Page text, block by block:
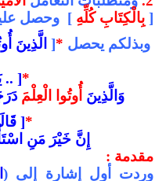
[ بِالْكِتَابِ كُلِّهِ ] وحصل
وبذلكم يحصل *
[ الَّذِينَ
*
[ ..
وَالَّذِينَ أُوتُوا الْعِلْمَ
*
[
إِنَّ خَيْرَ مَنِ
مقدمة :
وردت أول إشارة إلى (